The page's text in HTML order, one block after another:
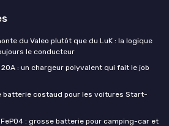
du Valeo plutôt que du LuK : la logique
le conducteur
20A : un chargeur polyvalent qui fait le job
batterie costaud pour les voitures Start-
: grosse batterie pour camping-car et